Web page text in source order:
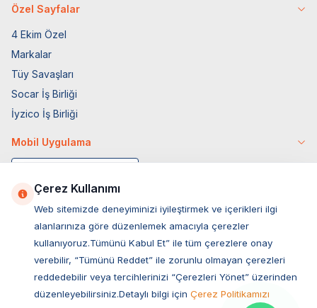
Özel Sayfalar
4 Ekim Özel
Markalar
Tüy Savaşları
Socar İş Birliği
İyzico İş Birliği
Mobil Uygulama
Müşteri Hizmetleri
Çerez Kullanımı
Web sitemizde deneyiminizi iyileştirmek ve içerikleri ilgi
alanlarınıza göre düzenlemek amacıyla çerezler
kullanıyoruz.Tümünü Kabul Et” ile tüm çerezlere onay
verebilir, “Tümünü Reddet” ile zorunlu olmayan çerezleri
reddedebilir veya tercihlerinizi “Çerezleri Yönet” üzerinden
düzenleyebilirsiniz.Detaylı bilgi için Çerez Politikamızı